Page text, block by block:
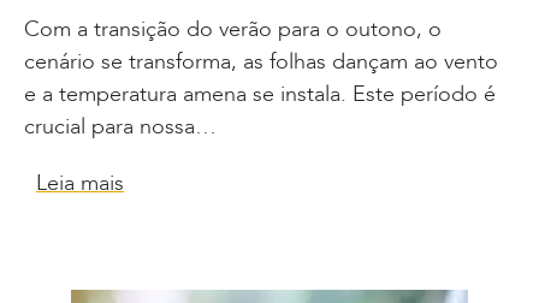
Com a transição do verão para o outono, o
cenário se transforma, as folhas dançam ao vento
e a temperatura amena se instala. Este período é
crucial para nossa…
Leia mais